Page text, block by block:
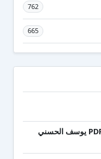
762
665
تحميل كتاب عقدك النفسية سجنك الأبدي PDF يوسف الحسني